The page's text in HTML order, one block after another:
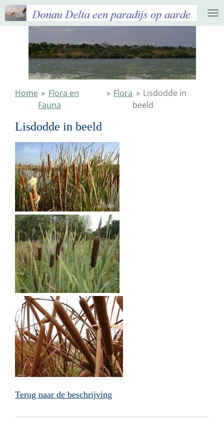
Ga
direct
hoofdinhoud
Home » Flora en
Fauna
» Flora » Lisdodde in
beeld
Lisdodde in beeld
Terug naar de beschrijving